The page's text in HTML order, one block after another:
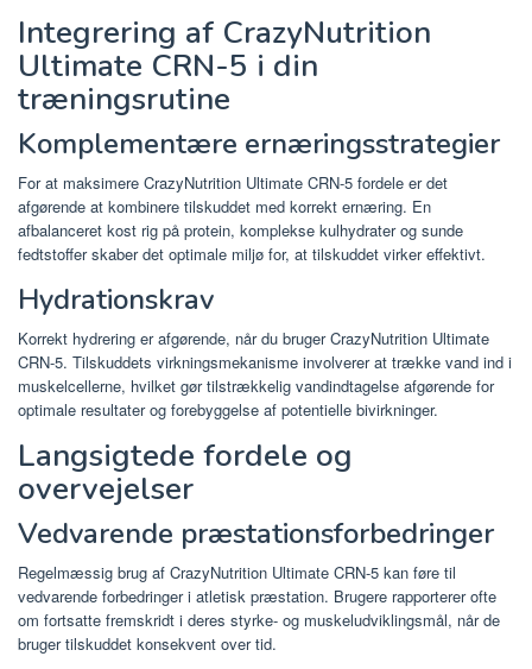
Integrering af CrazyNutrition
Ultimate CRN-5 i din
træningsrutine
Komplementære ernæringsstrategier
For at maksimere CrazyNutrition Ultimate CRN-5 fordele er det
afgørende at kombinere tilskuddet med korrekt ernæring. En
afbalanceret kost rig på protein, komplekse kulhydrater og sunde
fedtstoffer skaber det optimale miljø for, at tilskuddet virker effektivt.
Hydrationskrav
Korrekt hydrering er afgørende, når du bruger CrazyNutrition Ultimate
CRN-5. Tilskuddets virkningsmekanisme involverer at trække vand ind i
muskelcellerne, hvilket gør tilstrækkelig vandindtagelse afgørende for
optimale resultater og forebyggelse af potentielle bivirkninger.
Langsigtede fordele og
overvejelser
Vedvarende præstationsforbedringer
Regelmæssig brug af CrazyNutrition Ultimate CRN-5 kan føre til
vedvarende forbedringer i atletisk præstation. Brugere rapporterer ofte
om fortsatte fremskridt i deres styrke- og muskeludviklingsmål, når de
bruger tilskuddet konsekvent over tid.